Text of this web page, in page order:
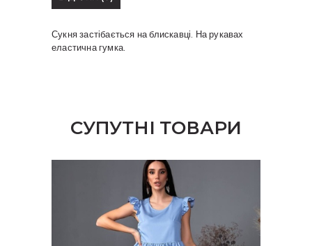
Сукня застібається на блискавці. На рукавах
еластична гумка.
СУПУТНІ ТОВАРИ